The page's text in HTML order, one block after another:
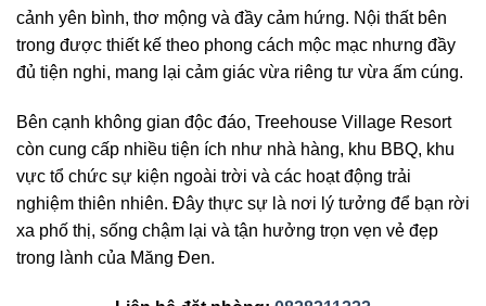
cảnh yên bình, thơ mộng và đầy cảm hứng. Nội thất bên
trong được thiết kế theo phong cách mộc mạc nhưng đầy
đủ tiện nghi, mang lại cảm giác vừa riêng tư vừa ấm cúng.
Bên cạnh không gian độc đáo, Treehouse Village Resort
còn cung cấp nhiều tiện ích như nhà hàng, khu BBQ, khu
vực tổ chức sự kiện ngoài trời và các hoạt động trải
nghiệm thiên nhiên. Đây thực sự là nơi lý tưởng để bạn rời
xa phố thị, sống chậm lại và tận hưởng trọn vẹn vẻ đẹp
trong lành của Măng Đen.